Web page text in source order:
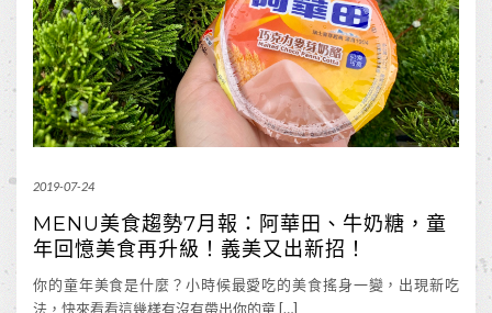
2019-07-24
MENU美食趨勢7月報：阿華田、牛奶糖，童
年回憶美食再升級！義美又出新招！
你的童年美食是什麼？小時候最愛吃的美食搖身一變，出現新吃
法，快來看看這幾樣有沒有帶出你的童 […]